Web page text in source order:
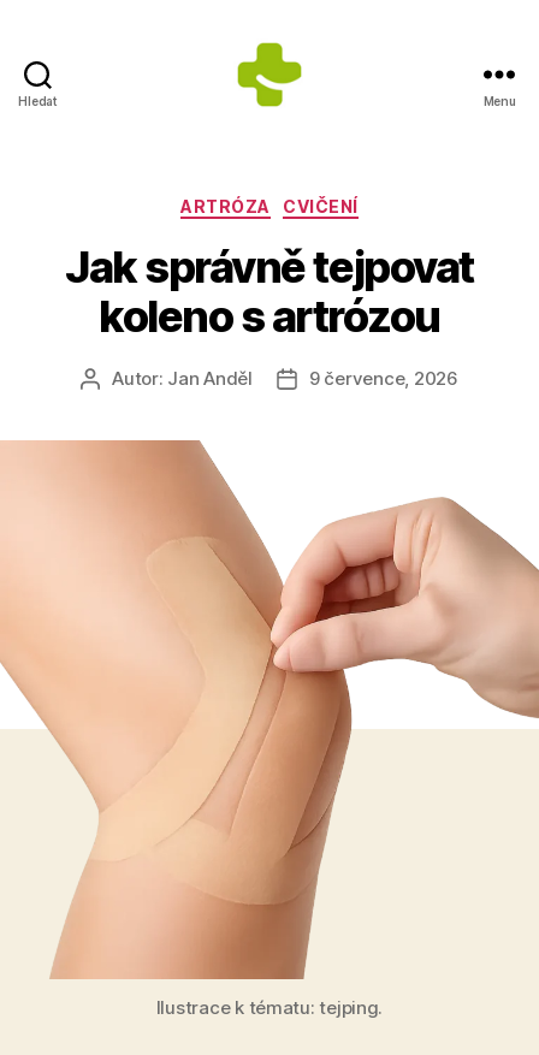
Hledat
Anděla
Menu
Rubriky
ARTRÓZA CVIČENÍ
Jak správně tejpovat
koleno s artrózou
AutorAutor: Jan Anděl
Datum
9 července, 2026
Ilustrace k tématu: tejping.